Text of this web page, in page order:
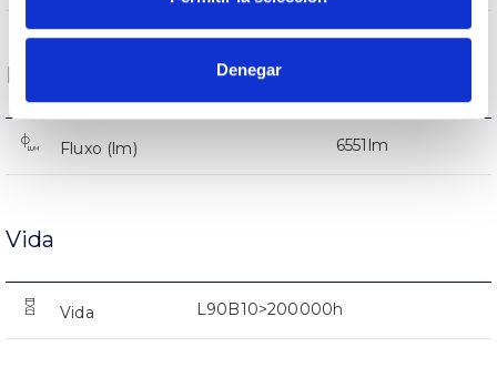
Denegar
Desempenho
Fluxo (lm) 6551lm
Vida
Vida L90B10>200000h